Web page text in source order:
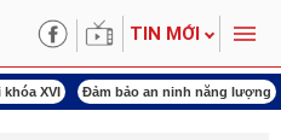
TIN MỚI
XVI Đảm bảo an ninh năng lượng